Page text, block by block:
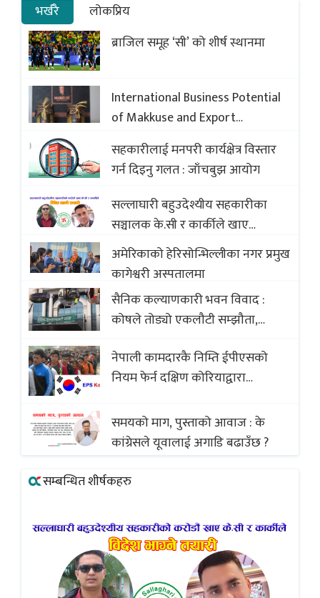
भर्खरै
लोकप्रिय
ब्राजिल समूह ‘सी’ को शीर्ष स्थानमा
International Business Potential
of Makkuse and Export
Opportunities of Nepali Sweets
with Global Comparison to
Baklava
सहकारीलाई मनपरी कार्यक्षेत्र विस्तार
गर्न दिइनु गलत : जाँचबुझ आयोग
सल्लाघारी बहुउदेश्यीय सहकारीका
सञ्चालक के.सी र कार्कीले खाए
सदस्यको करोडौं बचत
अमेरिकाको हेरिसोन्भिल्लीका नगर प्रमुख
कागेश्वरी अस्पतालमा
सैनिक कल्याणकारी भवन विवाद :
कोषले तोड्यो एकलौटी सम्झौता,
(भिडियो)
नेपाली कामदारकै निम्ति ईपीएसको
नियम फेर्न दक्षिण कोरियाद्वारा
समयको माग, पुस्ताको आवाज : के
कांग्रेसले यूवालाई अगाडि बढाउँछ ?
सम्बन्धित शीर्षकहरु